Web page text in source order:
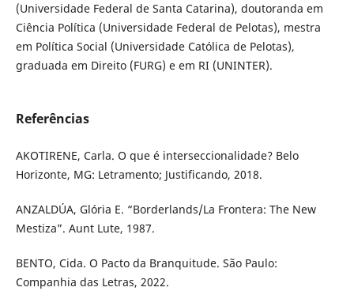
(Universidade Federal de Santa Catarina), doutoranda em
Ciência Política (Universidade Federal de Pelotas), mestra
em Política Social (Universidade Católica de Pelotas),
graduada em Direito (FURG) e em RI (UNINTER).
Referências
AKOTIRENE, Carla. O que é interseccionalidade? Belo
Horizonte, MG: Letramento; Justificando, 2018.
ANZALDÚA, Glória E. “Borderlands/La Frontera: The New
Mestiza”. Aunt Lute, 1987.
BENTO, Cida. O Pacto da Branquitude. São Paulo:
Companhia das Letras, 2022.